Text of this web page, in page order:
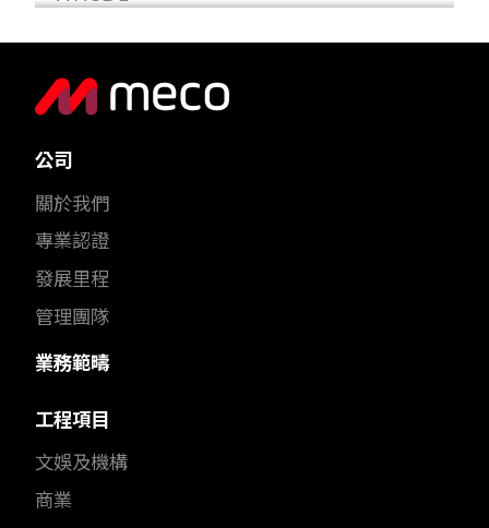
公司
關於我們
專業認證
發展里程
管理團隊
業務範疇
工程項目
文娛及機構
商業